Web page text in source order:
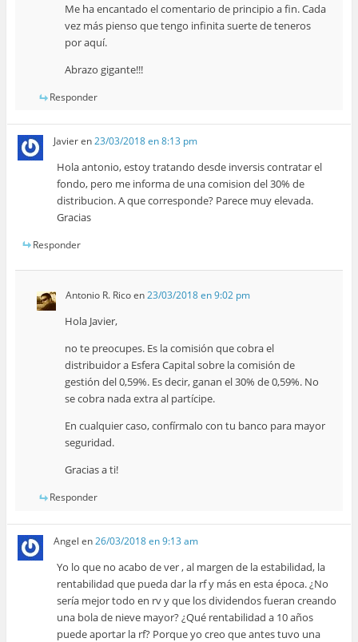
Me ha encantado el comentario de principio a fin. Cada
vez más pienso que tengo infinita suerte de teneros
por aquí.
Abrazo gigante!!!
Responder
Javieren23/03/2018 en 8:13 pm
Hola antonio, estoy tratando desde inversis contratar el
fondo, pero me informa de una comision del 30% de
distribucion. A que corresponde? Parece muy elevada.
Gracias
Responder
Antonio R. Ricoen23/03/2018 en 9:02 pm
Hola Javier,
no te preocupes. Es la comisión que cobra el
distribuidor a Esfera Capital sobre la comisión de
gestión del 0,59%. Es decir, ganan el 30% de 0,59%. No
se cobra nada extra al partícipe.
En cualquier caso, confírmalo con tu banco para mayor
seguridad.
Gracias a ti!
Responder
Angel en26/03/2018 en 9:13 am
Yo lo que no acabo de ver , al margen de la estabilidad, la
rentabilidad que pueda dar la rf y más en esta época. ¿No
sería mejor todo en rv y que los dividendos fueran creando
una bola de nieve mayor? ¿Qué rentabilidad a 10 años
puede aportar la rf? Porque yo creo que antes tuvo una